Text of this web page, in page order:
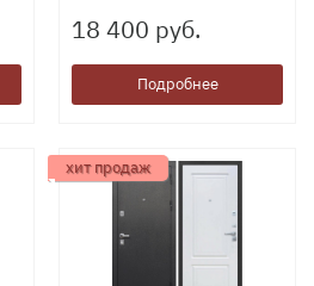
18 400 руб.
Подробнее
хит продаж